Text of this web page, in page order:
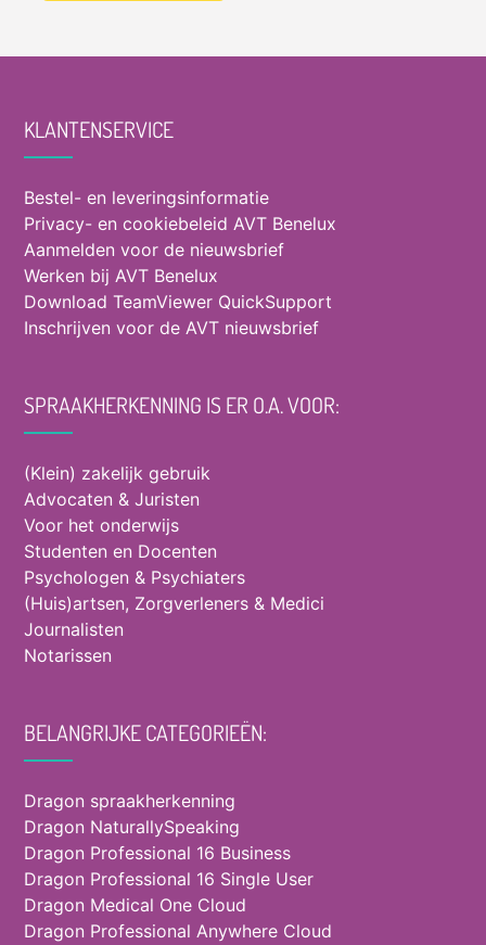
Waaronder de eerste in de industrie, Push-
bedienen (stuurt één keer of zolang de
NumKey+ sneltoets wordt ingedrukt) en
andere applicaties.
Ingebouwde luidspreker van hoge
kwaliteit
om dictaten terug te luisteren of zelfs te
voor zowel Windows als MacOS volgens
recensies.
KLANTENSERVICE
Bestel- en leveringsinformatie
Privacy- en cookiebeleid AVT Benelux
Aanmelden voor de nieuwsbrief
Werken bij AVT Benelux
Download TeamViewer QuickSupport
Inschrijven voor de AVT nieuwsbrief
SPRAAKHERKENNING IS ER O.A. VOOR:
(Klein) zakelijk gebruik
Advocaten & Juristen
Voor het onderwijs
Studenten en Docenten
Psychologen & Psychiaters
(Huis)artsen, Zorgverleners & Medici
Journalisten
Notarissen
BELANGRIJKE CATEGORIEËN:
Dragon spraakherkenning
Dragon NaturallySpeaking
Dragon Professional 16 Business
Dragon Professional 16 Single User
Dragon Medical One Cloud
Dragon Professional Anywhere Cloud